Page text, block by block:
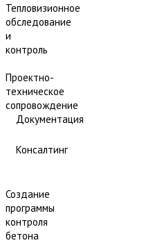
Тепловизионное
обследование
и
контроль
Проектно-
техническое
сопровождение
Документация
Консалтинг
Создание
программы
контроля
бетона